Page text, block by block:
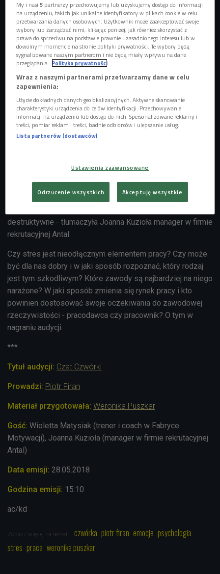
zdjęcie ilustracyjne Foto: pixabay/andreas160578
Na zwolnieniach lekarskich Polacy w zeszłym roku spędzili
aż 229 milionów dni. To absolutny rekord. Najczęściej
powodem była depresja.
Fabryce Motywacji wyjaśniała, że powodem nagromadzenia
sytuacji stresowych jest nasz styl życia. - Otacza nas coraz
więcej bodźców, na które musimy reagować. Stres sam w
sobie nie jest zły. Problem pojawia się, kiedy w naszym
- Ludzie wykształcili stres ewolucyjnie, żeby reagować na
otaczającą nas rzeczywistość.
W niewielkiej ilości jest nam
potrzebny zawsze.Istnieją jednak takie jego odmiany, które
destruktywne - tłumaczyła Joanna Kuzioła manager w firmie
rekrutacyjnej Antal.
Czy stres jest nieodłącznym elementem pracy? Czy może
być dla nas dobry i w jaki sposób rozpoznać, który rodzaj
jest tym szkodliwym? Które zawody są najbardziej na niego
narażone? W jaki sposób zmienia się rynek pracy i kto
powinien dostosować swoje oczekiwania do zawodowej
rzeczywistości - pracodawca czy pracownik? O tym w
nagraniu audycji.
***
Tytuł audycji: Czat Czwórki
Prowadzi: Piotr Firan
Materiał przygotowała: Weronika Puszkar
Gość: Wioletta Matysiak (trener i coach w Fabryce
Motywacji), Joanna Kuzioła (manager w firmie rekrutacyjnej
Antal)
Data emisji: 28.05.2018
Godzina emisji: 15.10
ac/kd
Zobacz więcej na temat: czwórka piotr firan emocje psychologia
stres praca weronika puszkar
My i nasi5 partnerzy przechowujemy lub uzyskujemy dostęp do informacji
na urządzeniu, takich jak unikalne identyfikatory w plikach cookie w celu
przetwarzania danych osobowych. Użytkownik może zaakceptować swoje
wybory lub zarządzać nimi, klikając poniżej, jak również skorzystać z
prawa do sprzeciwu na podstawie prawnie uzasadnionego interesu lub w
dowolnym momencie na stronie polityki prywatności. Te wybory będą
sygnalizowane naszym partnerom i nie będą miały wpływu na dane
przeglądania. Polityka prywatności
Wraz z naszymi partnerami przetwarzamy dane w celu
zapewnienia:
Użycie dokładnych danych geolokalizacyjnych. Aktywne skanowanie
charakterystyki urządzenia do celów identyfikacji. Przechowywanie
informacji na urządzeniu lub dostęp do nich. Spersonalizowane reklamy i
treści, pomiar reklam i treści, badnie odbiorców i ulepszanie usług.
Lista partnerów (dostawców)
Ustawienia zaawansowane
Odrzucenie wszystkich Akceptuję wszystkie